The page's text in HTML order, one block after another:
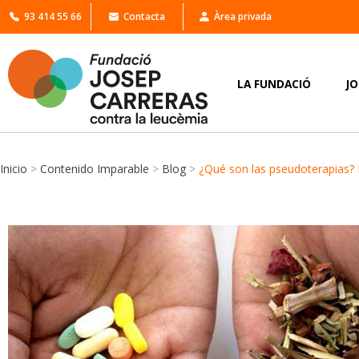
93 414 55 66 Contacta Àrea privada
LA FUNDACIÓ
Inicio > Contenido Imparable > Blog > ¿Qué son las pseudoterapias?